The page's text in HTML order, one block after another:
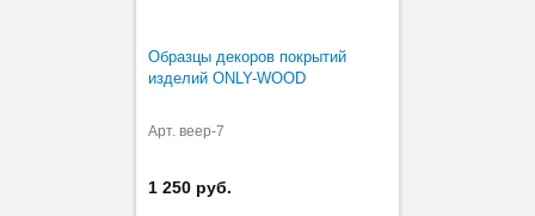
Образцы декоров покрытий
изделий ONLY-WOOD
Арт. веер-7
1 250 руб.